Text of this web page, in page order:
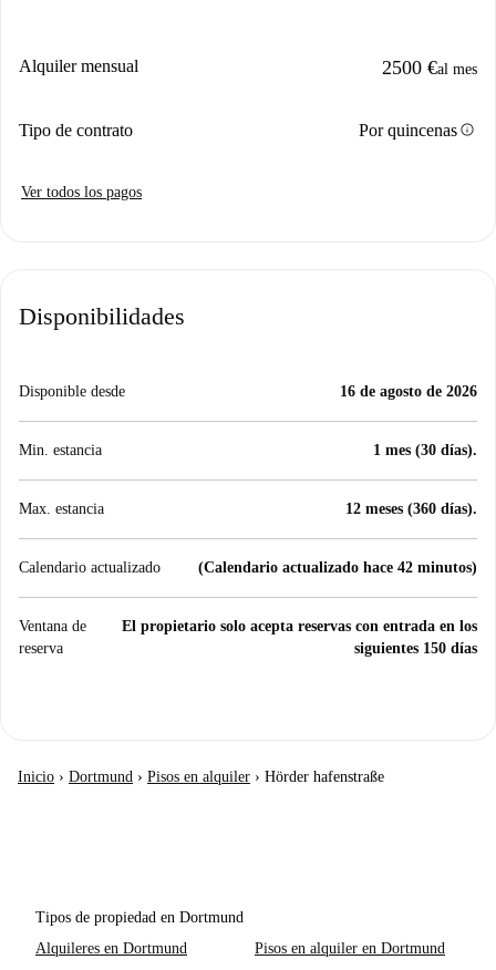
Alquiler mensual 2500 €al mes
Tipo de contrato Por quincenasinfo
Ver todos los pagos
Disponibilidades
Disponible desde 16 de agosto de 2026
Min. estancia 1 mes (30 días).
Max. estancia 12 meses (360 días).
Calendario actualizado (Calendario actualizado hace 42 minutos)
Ventana de
reserva
El propietario solo acepta reservas con entrada en los
siguientes 150 días
Inicio › Dortmund › Pisos en alquiler › Hörder hafenstraße
Tipos de propiedad en Dortmund
Alquileres en Dortmund
Pisos en alquiler en Dortmund